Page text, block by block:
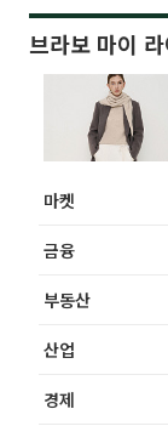
브라보 마이
마켓
금융
부동산
산업
경제